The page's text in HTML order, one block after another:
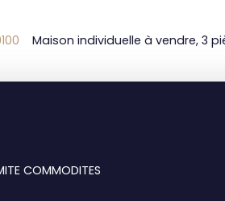
Maison individuelle à vendre, 3
COMMODITES